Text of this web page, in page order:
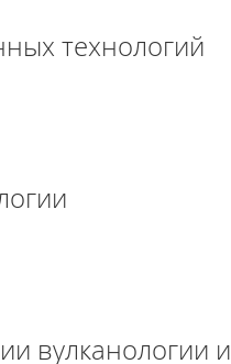
технологий
вулканологии и